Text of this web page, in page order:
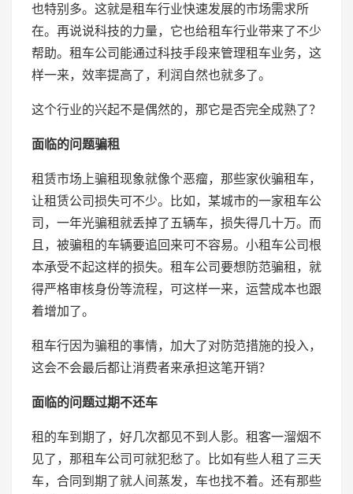
也特别多。这就是租车行业快速发展的市场需求所
在。再说说科技的力量，它也给租车行业带来了不少
帮助。租车公司能通过科技手段来管理租车业务，这
样一来，效率提高了，利润自然也就多了。
这个行业的兴起不是偶然的，那它是否完全成熟了？
面临的问题骗租
租赁市场上骗租现象就像个恶瘤，那些家伙骗租车，
让租赁公司损失可不少。比如，某城市的一家租车公
司，一年光骗租就丢掉了五辆车，损失得几十万。而
且，被骗租的车辆要追回来可不容易。小租车公司根
本承受不起这样的损失。租车公司要想防范骗租，就
得严格审核身份等流程，可这样一来，运营成本也跟
着增加了。
租车行因为骗租的事情，加大了对防范措施的投入，
这会不会最后都让消费者来承担这笔开销？
面临的问题过期不还车
租的车到期了，好几次都见不到人影。租客一溜烟不
见了，那租车公司可就犯愁了。比如有些人租了三天
车，合同到期了就人间蒸发，车也找不着。还有那些